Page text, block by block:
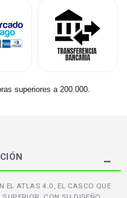
superiores a 200.000.
EL ATLAS 4.0, EL CASCO QUE